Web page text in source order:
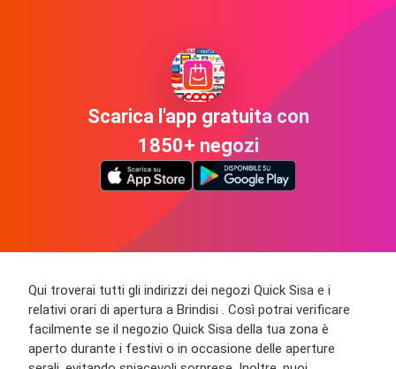
Scarica l'app gratuita con
1850+ negozi
Qui troverai tutti gli indirizzi dei negozi Quick Sisa e i
relativi orari di apertura a Brindisi . Così potrai verificare
facilmente se il negozio Quick Sisa della tua zona è
aperto durante i festivi o in occasione delle aperture